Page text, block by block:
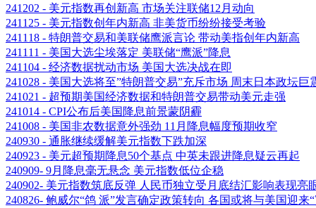
241202 - 美元指数再创新高 市场关注联储12月动向
241125 - 美元指数创年内新高 非美货币纷纷接受考验
241118 - 特朗普交易和美联储鹰派言论 带动美指创年内新高
241111 - 美国大选尘埃落定 美联储“鹰派”降息
241104 - 经济数据扰动市场 美国大选决战在即
241028 - 美国大选将至”特朗普交易”充斥市场 周末日本政坛巨
241021 - 超预期美国经济数据和特朗普交易带动美元走强
241014 - CPI公布后美国降息前景蒙阴霾
241008 - 美国非农数据意外强劲 11月降息幅度预期收窄
240930 - 通胀继续缓解美元指数下跌加深
240923 - 美元超预期降息50个基点 中英未跟进降息疑云再起
240909- 9月降息毫无悬念 美元指数低位企稳
240902- 美元指数筑底反弹 人民币独立受月底结汇影响表现亮
240826- 鲍威尔“鸽 派”发言确定政策转向 各国或将与美国迎来